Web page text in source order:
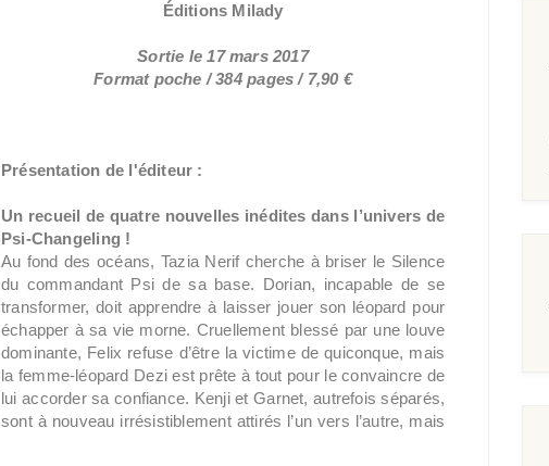
Éditions Milady
Sortie le 17 mars 2017
Format poche / 384 pages / 7,90 €
Présentation de l'éditeur :
Un recueil de quatre nouvelles inédites dans l’univers de
Psi-Changeling !
Au fond des océans, Tazia Nerif cherche à briser le Silence
du commandant Psi de sa base. Dorian, incapable de se
transformer, doit apprendre à laisser jouer son léopard pour
échapper à sa vie morne. Cruellement blessé par une louve
dominante, Felix refuse d’être la victime de quiconque, mais
la femme-léopard Dezi est prête à tout pour le convaincre de
lui accorder sa confiance. Kenji et Garnet, autrefois séparés,
sont à nouveau irrésistiblement attirés l’un vers l’autre, mais